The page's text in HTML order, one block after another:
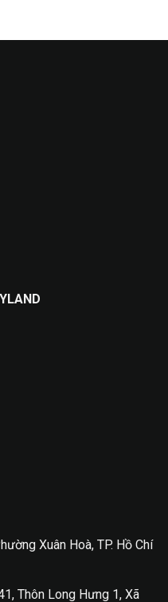
Xuân Hoà, TP. Hồ Chí
Thôn Long Hưng 1, Xã